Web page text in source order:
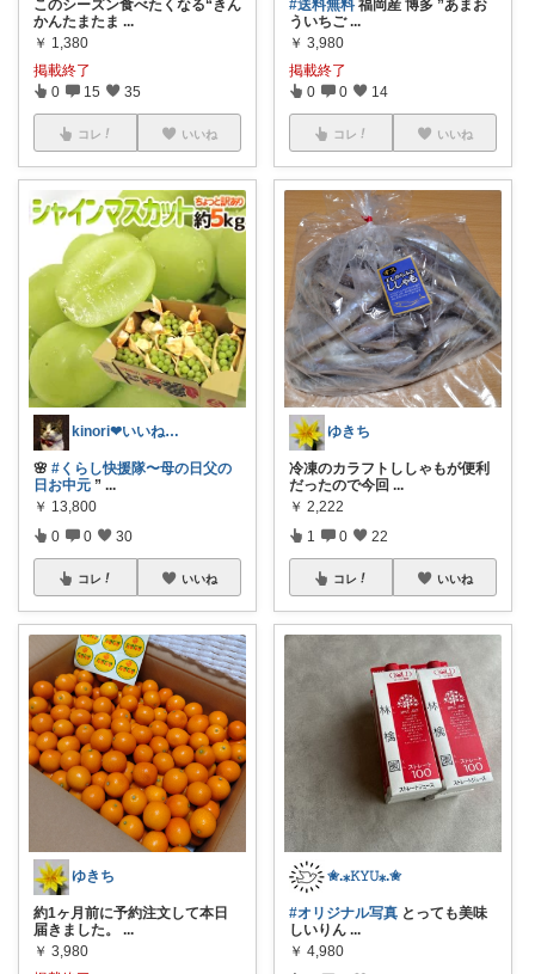
このシーズン食べたくなる“きん
かんたまたま ...
￥ 1,380
掲載終了
0 15 35
コレ いいね
kinori❤︎いいねご購入感謝です💝
🌸 #くらし快援隊〜母の日父の
日お中元 ” ...
￥ 13,800
0 0 30
コレ いいね
ゆきち
約1ヶ月前に予約注文して本日
届きました。 ...
￥ 3,980
#送料無料 福岡産 博多 ”あまお
ういちご ...
￥ 3,980
掲載終了
0 0 14
コレ いいね
ゆきち
冷凍のカラフトししゃもが便利
だったので今回 ...
￥ 2,222
1 0 22
コレ いいね
✬.⁎𝙺𝚈𝚄⁎.✬
#オリジナル写真 とっても美味
しいりん ...
￥ 4,980